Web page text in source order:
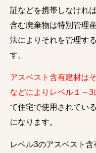
証などを携帯しなけれ
含む廃棄物は特別管理
法によりそれを管理す
す。
アスベスト含有建材は
などによりレベル１～3
て住宅で使用されてい
になります。
レベル3のアスベスト